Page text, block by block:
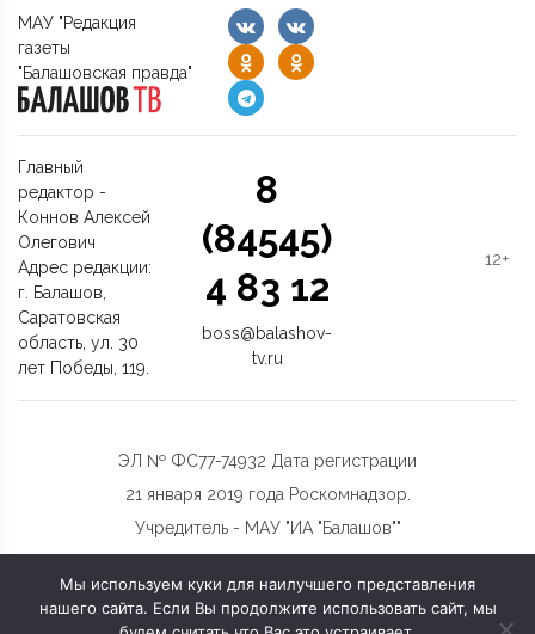
МАУ "Редакция
газеты
"Балашовская правда"
Главный
редактор -
Коннов Алексей
Олегович
Адрес редакции:
г. Балашов,
Саратовская
область, ул. 30
лет Победы, 119.
8
(84545)
4 83 12
boss@balashov-
tv.ru
12+
ЭЛ № ФС77-74932 Дата регистрации
21 января 2019 года Роскомнадзор.
Учредитель - МАУ "ИА "Балашов""
Мы используем куки для наилучшего представления
нашего сайта. Если Вы продолжите использовать сайт, мы